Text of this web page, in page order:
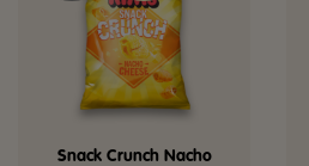
Snack Crunch Nacho